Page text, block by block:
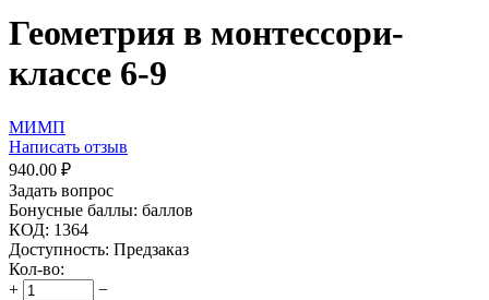
Геометрия в монтессори-
классе 6-9
МИМП
Написать отзыв
940.00 ₽
Задать вопрос
Бонусные баллы: баллов
КОД: 1364
Доступность: Предзаказ
Кол-во:
+
−